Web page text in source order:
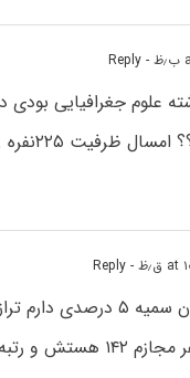
- Reply
علوم جغرافیایی بودی
۱۶۲ فقط
- Reply
سهمیم ۴۲ و اخرین نفر